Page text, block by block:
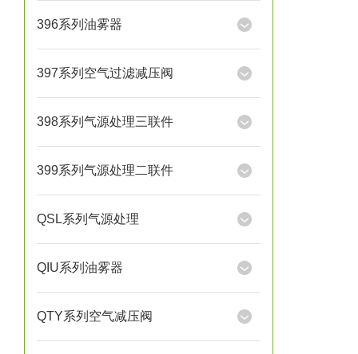
396系列油雾器
397系列空气过滤减压阀
398系列气源处理三联件
399系列气源处理二联件
QSL系列气源处理
QIU系列油雾器
QTY系列空气减压阀